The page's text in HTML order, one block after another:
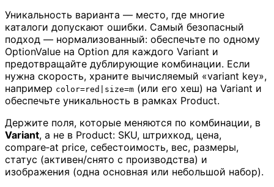
Уникальность варианта — место, где многие
каталоги допускают ошибки. Самый безопасный
подход — нормализованный: обеспечьте по одному
OptionValue на Option для каждого Variant и
предотвращайте дублирующие комбинации. Если
нужна скорость, храните вычисляемый «variant key»,
например color=red|size=m (или его хеш) на Variant и
обеспечьте уникальность в рамках Product.
Держите поля, которые меняются по комбинации, в
Variant, а не в Product: SKU, штрихкод, цена,
compare‑at price, себестоимость, вес, размеры,
статус (активен/снято с производства) и
изображения (одна основная или небольшой набор).